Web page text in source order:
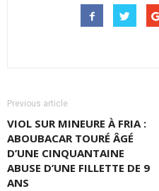
Previous article
VIOL SUR MINEURE À FRIA :
ABOUBACAR TOURÉ ÂGÉ
D’UNE CINQUANTAINE
ABUSE D’UNE FILLETTE DE 9
ANS